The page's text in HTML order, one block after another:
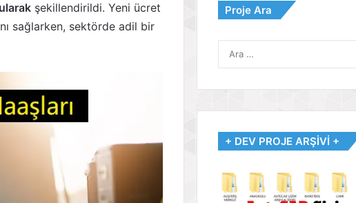
şekillendirildi. Yeni ücret
sağlarken, sektörde adil bir
Proje Ara
+ DEV PROJE ARŞİVİ +